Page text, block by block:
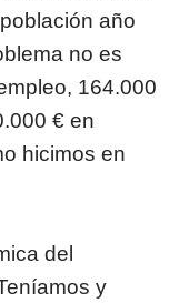
año
no es
164.000
€ en
hicimos en
del
y